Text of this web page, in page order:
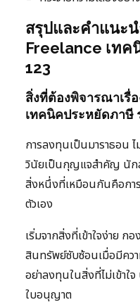
สรุปและคำแนะ
Freelance เท
123
สิ่งที่ต้องพิจารณาเรื่
เทคนิคประหยัดภาษี
การลงทุนเป็นมาราธอน
วินัยเป็นกุญแจสำคัญ นัก
สิ่งหนึ่งที่เหมือนกันคือกา
ตัวเอง
เริ่มจากสิ่งที่เข้าใจง่าย ก
สินทรัพย์ซับซ้อนเมื่อมีคว
อย่าลงทุนในสิ่งที่ไม่เข้า
ใบอนุญาต